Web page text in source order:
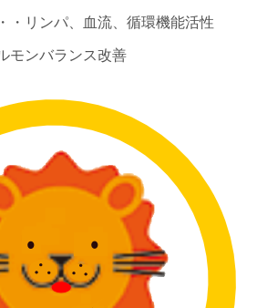
・リンパ、血流、循環機能活性
モンバランス改善